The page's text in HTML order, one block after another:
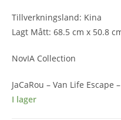
Tillverkningsland: Kina
Lagt Mått: 68.5 cm x 50.8
NovIA Collection
JaCaRou – Van Life Escape
I lager